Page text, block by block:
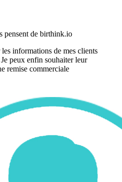
pensent de birthink.io
informations de mes clients
peux enfin souhaiter leur
remise commerciale